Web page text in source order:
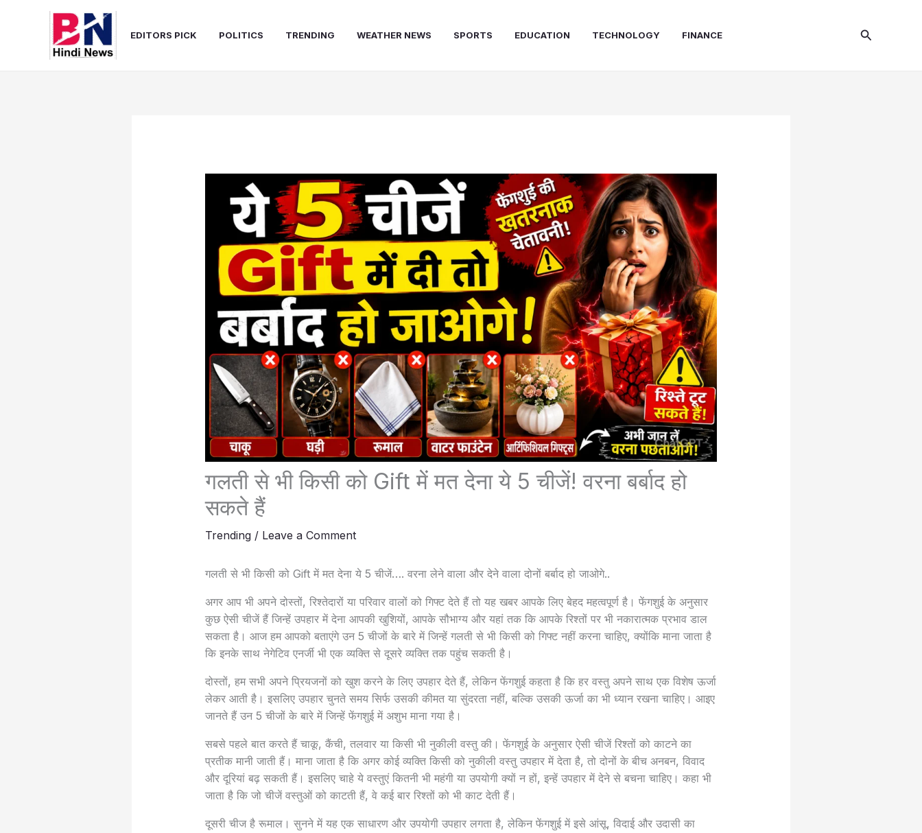
EDITORS PICK POLITICS TRENDING WEATHER NEWS SPORTS EDUCATION TECHNOLOGY FINANCE Search
गलती से भी किसी को Gift में मत देना ये 5 चीजें! वरना बर्बाद हो
सकते हैं
Trending/ Leave a Comment
गलती से भी किसी को Gift में मत देना ये 5 चीजें…. वरना लेने वाला और देने वाला दोनों बर्बाद हो जाओगे..
अगर आप भी अपने दोस्तों, रिश्तेदारों या परिवार वालों को गिफ्ट देते हैं तो यह खबर आपके लिए बेहद महत्वपूर्ण है। फेंगशुई के अनुसार
कुछ ऐसी चीजें हैं जिन्हें उपहार में देना आपकी खुशियों, आपके सौभाग्य और यहां तक कि आपके रिश्तों पर भी नकारात्मक प्रभाव डाल
सकता है। आज हम आपको बताएंगे उन 5 चीजों के बारे में जिन्हें गलती से भी किसी को गिफ्ट नहीं करना चाहिए, क्योंकि माना जाता है
कि इनके साथ नेगेटिव एनर्जी भी एक व्यक्ति से दूसरे व्यक्ति तक पहुंच सकती है।
दोस्तों, हम सभी अपने प्रियजनों को खुश करने के लिए उपहार देते हैं, लेकिन फेंगशुई कहता है कि हर वस्तु अपने साथ एक विशेष ऊर्जा
लेकर आती है। इसलिए उपहार चुनते समय सिर्फ उसकी कीमत या सुंदरता नहीं, बल्कि उसकी ऊर्जा का भी ध्यान रखना चाहिए। आइए
जानते हैं उन 5 चीजों के बारे में जिन्हें फेंगशुई में अशुभ माना गया है।
सबसे पहले बात करते हैं चाकू, कैंची, तलवार या किसी भी नुकीली वस्तु की। फेंगशुई के अनुसार ऐसी चीजें रिश्तों को काटने का
प्रतीक मानी जाती हैं। माना जाता है कि अगर कोई व्यक्ति किसी को नुकीली वस्तु उपहार में देता है, तो दोनों के बीच अनबन, विवाद
और दूरियां बढ़ सकती हैं। इसलिए चाहे ये वस्तुएं कितनी भी महंगी या उपयोगी क्यों न हों, इन्हें उपहार में देने से बचना चाहिए। कहा भी
जाता है कि जो चीजें वस्तुओं को काटती हैं, वे कई बार रिश्तों को भी काट देती हैं।
दूसरी चीज है रूमाल। सुनने में यह एक साधारण और उपयोगी उपहार लगता है, लेकिन फेंगशुई में इसे आंसू, विदाई और उदासी का